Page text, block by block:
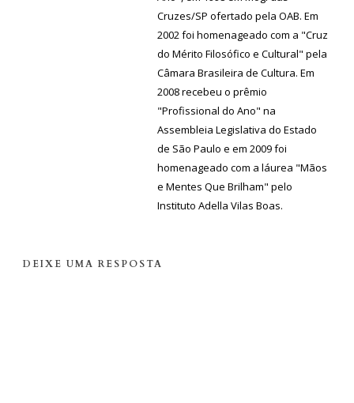
Cruzes/SP ofertado pela OAB. Em
2002 foi homenageado com a "Cruz
do Mérito Filosófico e Cultural" pela
Câmara Brasileira de Cultura. Em
2008 recebeu o prêmio
"Profissional do Ano" na
Assembleia Legislativa do Estado
de São Paulo e em 2009 foi
homenageado com a láurea "Mãos
e Mentes Que Brilham" pelo
Instituto Adella Vilas Boas.
DEIXE UMA RESPOSTA